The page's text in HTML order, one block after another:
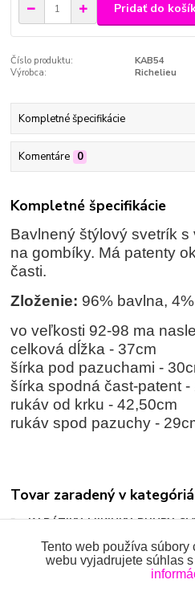
Pridať do
Číslo produktu:
KAB54
Výrobca:
Richelieu
Kompletné špecifikácie
Komentáre 0
Kompletné špecifikácie
Bavlnený štýlový svetrík
na gombíky. Má patenty
časti.
Zloženie: 96% bavlna,
vo veľkosti 92-98 ma
celková dĺžka - 37cm
šírka pod pazuchami -
šírka spodná čast-patent -
rukáv od krku - 42,50cm
rukáv spod pazuchy -
Tovar zaradený v
KABÁTIKY, MIKINKY, BUNDY,
Tento web používa
webu vyjadrujete súhlas